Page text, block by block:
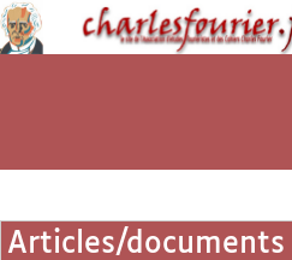
Articles/